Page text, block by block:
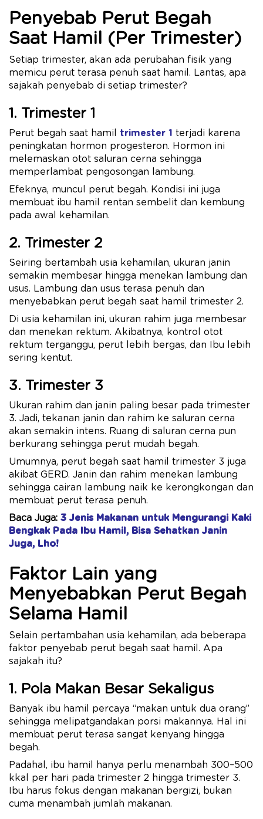
Penyebab Perut Begah
Saat Hamil (Per Trimester)
Setiap trimester, akan ada perubahan fisik yang
memicu perut terasa penuh saat hamil. Lantas, apa
sajakah penyebab di setiap trimester?
1. Trimester 1
Perut begah saat hamil trimester 1 terjadi karena
peningkatan hormon progesteron. Hormon ini
melemaskan otot saluran cerna sehingga
memperlambat pengosongan lambung.
Efeknya, muncul perut begah. Kondisi ini juga
membuat ibu hamil rentan sembelit dan kembung
pada awal kehamilan.
2. Trimester 2
Seiring bertambah usia kehamilan, ukuran janin
semakin membesar hingga menekan lambung dan
usus. Lambung dan usus terasa penuh dan
menyebabkan perut begah saat hamil trimester 2.
Di usia kehamilan ini, ukuran rahim juga membesar
dan menekan rektum. Akibatnya, kontrol otot
rektum terganggu, perut lebih bergas, dan Ibu lebih
sering kentut.
3. Trimester 3
Ukuran rahim dan janin paling besar pada trimester
3. Jadi, tekanan janin dan rahim ke saluran cerna
akan semakin intens. Ruang di saluran cerna pun
berkurang sehingga perut mudah begah.
Umumnya, perut begah saat hamil trimester 3 juga
akibat GERD. Janin dan rahim menekan lambung
sehingga cairan lambung naik ke kerongkongan dan
membuat perut terasa penuh.
Baca Juga: 3 Jenis Makanan untuk Mengurangi Kaki
Bengkak Pada Ibu Hamil, Bisa Sehatkan Janin
Juga, Lho!
Faktor Lain yang
Menyebabkan Perut Begah
Selama Hamil
Selain pertambahan usia kehamilan, ada beberapa
faktor penyebab perut begah saat hamil. Apa
sajakah itu?
1. Pola Makan Besar Sekaligus
Banyak ibu hamil percaya “makan untuk dua orang”
sehingga melipatgandakan porsi makannya. Hal ini
membuat perut terasa sangat kenyang hingga
begah.
Padahal, ibu hamil hanya perlu menambah 300–500
kkal per hari pada trimester 2 hingga trimester 3.
Ibu harus fokus dengan makanan bergizi, bukan
cuma menambah jumlah makanan.